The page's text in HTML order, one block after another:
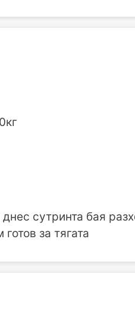
сутринта бая
за тягата